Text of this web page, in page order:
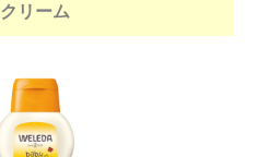
クリーム